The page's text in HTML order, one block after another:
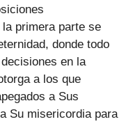
primera parte se
donde todo
en la
a los que
a Sus
Su misericordia para